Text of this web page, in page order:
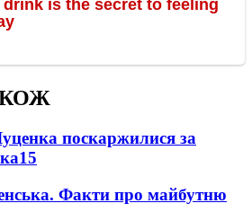
поскаржилися за
15
Факти про майбутню